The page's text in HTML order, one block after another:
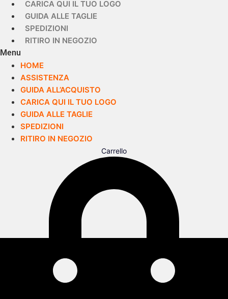
CARICA QUI IL TUO LOGO
GUIDA ALLE TAGLIE
SPEDIZIONI
RITIRO IN NEGOZIO
Menu
HOME
ASSISTENZA
GUIDA ALL’ACQUISTO
CARICA QUI IL TUO LOGO
GUIDA ALLE TAGLIE
SPEDIZIONI
RITIRO IN NEGOZIO
Carrello